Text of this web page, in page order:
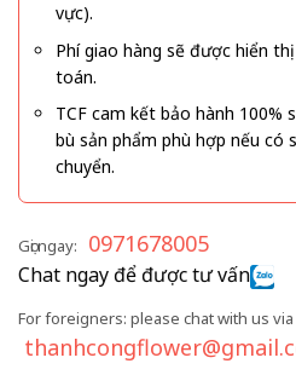
vực).
Phí giao hàng sẽ được hiển
toán.
TCF cam kết bảo hành 100%
bù sản phẩm phù hợp nếu có
chuyển.
Gọi ngay: 0971678005
Chat ngay để được tư vấn
For foreigners: please chat with us via